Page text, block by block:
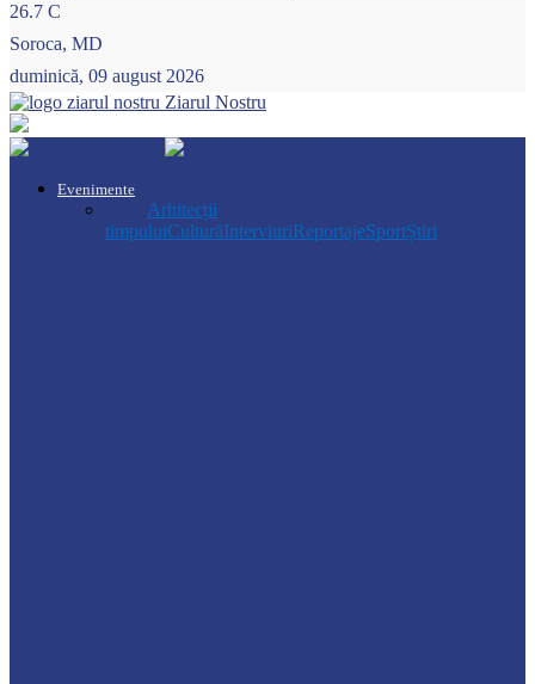
26.7 C
Soroca, MD
duminică, 09 august 2026
Ziarul Nostru
Evenimente
Arhitecții
timpuluiCulturăInterviuriReportajeSportȘtiri